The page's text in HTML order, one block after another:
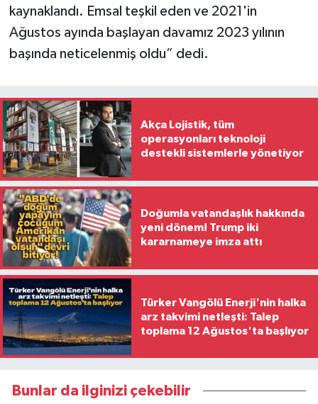
kaynaklandı. Emsal teşkil eden ve 2021'in
Ağustos ayında başlayan davamız 2023 yılının
başında neticelenmiş oldu” dedi.
Akça Lojistik, tüm
operasyonları teknoloji
destekli sistemlerle yönetiyor
Doğumla vatandaşlık hakkında
yeni dönem! Trump iki
kararnameye imza attı
Türker Vangölü Enerji'nin halka
arz takvimi netleşti: Talep
toplama 12 Ağustos'ta başlıyor
Bunlar da ilginizi çekebilir